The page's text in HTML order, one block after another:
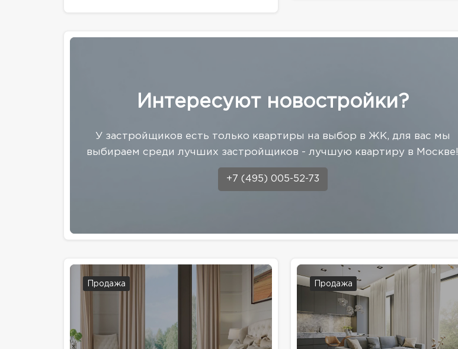
Интересуют новостройки?
У застройщиков есть только квартиры на выбор в ЖК, для вас мы
выбираем среди лучших застройщиков - лучшую квартиру в Москве!
+7 (495) 005-52-73
Продажа Продажа